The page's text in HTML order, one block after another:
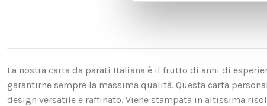
La nostra carta da parati Italiana è il frutto di anni di
garantirne sempre la massima qualità. Questa carta
design versatile e raffinato. Viene stampata in altissima